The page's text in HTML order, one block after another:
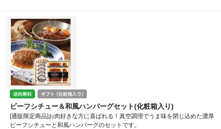
ビーフシチュー＆和風ハンバーグセット(化粧箱入り)
[通販限定商品]お肉好きな方に喜ばれる！真空調理でうま味を閉じ込めた濃厚
ビーフシチューと和風ハンバーグのセットです。